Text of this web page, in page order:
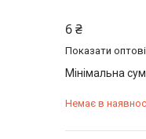
6 ₴
Показати оптові
Мінімальна
Немає в